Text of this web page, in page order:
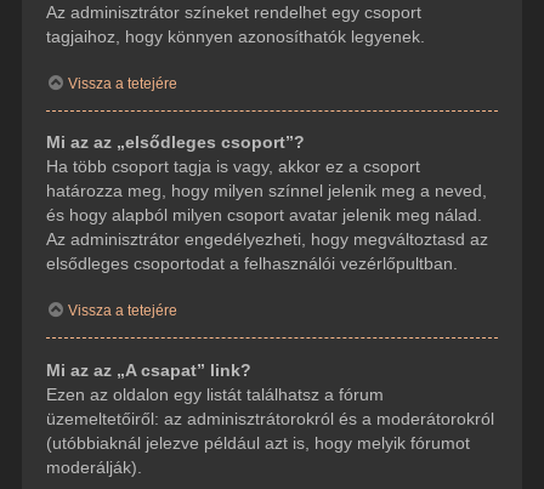
Az adminisztrátor színeket rendelhet egy csoport
tagjaihoz, hogy könnyen azonosíthatók legyenek.
Vissza a tetejére
Mi az az „elsődleges csoport”?
Ha több csoport tagja is vagy, akkor ez a csoport
határozza meg, hogy milyen színnel jelenik meg a neved,
és hogy alapból milyen csoport avatar jelenik meg nálad.
Az adminisztrátor engedélyezheti, hogy megváltoztasd az
elsődleges csoportodat a felhasználói vezérlőpultban.
Vissza a tetejére
Mi az az „A csapat” link?
Ezen az oldalon egy listát találhatsz a fórum
üzemeltetőiről: az adminisztrátorokról és a moderátorokról
(utóbbiaknál jelezve például azt is, hogy melyik fórumot
moderálják).